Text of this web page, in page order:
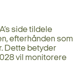
side tildele
efterhånden som
Dette betyder
vil monitorere